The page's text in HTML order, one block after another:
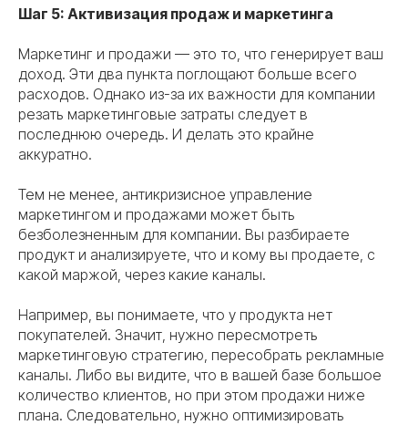
Шаг 5: Активизация продаж и маркетинга
Маркетинг и продажи — это то, что генерирует ваш
доход. Эти два пункта поглощают больше всего
расходов. Однако из-за их важности для компании
резать маркетинговые затраты следует в
последнюю очередь. И делать это крайне
аккуратно.
Тем не менее, антикризисное управление
маркетингом и продажами может быть
безболезненным для компании. Вы разбираете
продукт и анализируете, что и кому вы продаете, с
какой маржой, через какие каналы.
Например, вы понимаете, что у продукта нет
покупателей. Значит, нужно пересмотреть
маркетинговую стратегию, пересобрать рекламные
каналы. Либо вы видите, что в вашей базе большое
количество клиентов, но при этом продажи ниже
плана. Следовательно, нужно оптимизировать